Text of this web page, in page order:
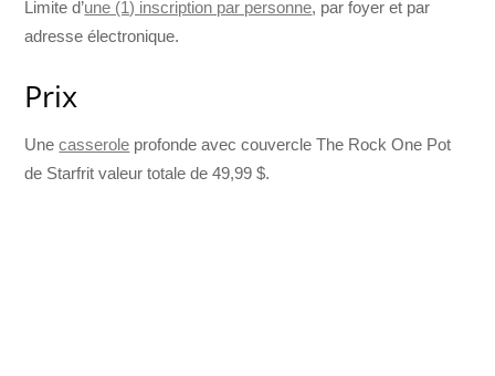
Limite d’une (1) inscription par personne, par foyer et par
adresse électronique.
Prix
Unecasserole profonde avec couvercle The Rock One Pot
de Starfrit valeur totale de 49,99 $.